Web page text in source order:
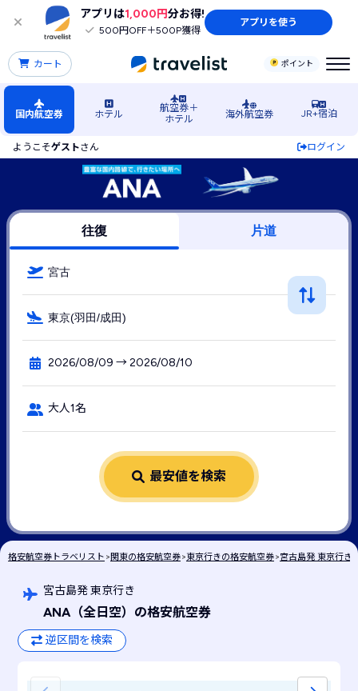
アプリは1,000円分お得!
500円OFF＋500P獲得
アプリを使う
ポイント
カート
国内航空券 ホテル
航空券＋
ホテル
海外航空券 JR+宿泊
ようこそゲストさん ログイン
宮古島空港発→東京行きANA（ANA(全日空)）の格安航空券
往復 片道
宮古
東京(羽田/成田)
2026/08/09 → 2026/08/10
大人1名
最安値を検索
格安航空券トラベリスト > 関東の格安航空券>東京行きの格安航空券>宮古島発 東京行き
宮古島発 東京行き
ANA（全日空） の格安航空券
逆区間を検索